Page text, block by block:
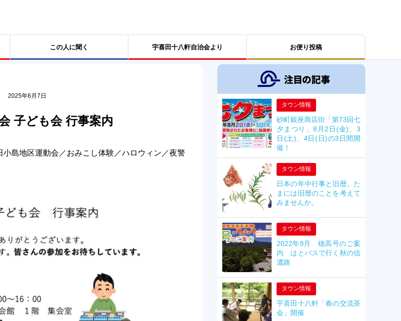
この人に聞く 宇喜田十八軒自治会より お便り投稿
2025年6月7日
子ども会 行事案内
島地区運動会／おみこし体験／ハロウィン／夜警
タウン情報
砂町銀座商店街「第73回七
夕まつり」8月2日(金)、3
日(土)、4日(日)の3日間開
催！
タウン情報
日本の年中行事と旧暦。た
まには旧暦のことを考えて
みませんか。
タウン情報
2022年9月 穂高号のご案
内 はとバスで行く秋の信
濃路
タウン情報
宇喜田十八軒「春の交流茶
会」開催